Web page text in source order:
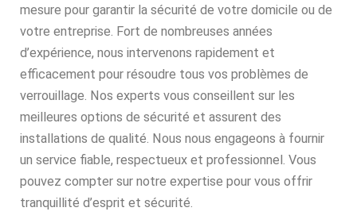
mesure pour garantir la sécurité de votre domicile ou de
votre entreprise. Fort de nombreuses années
d’expérience, nous intervenons rapidement et
efficacement pour résoudre tous vos problèmes de
verrouillage. Nos experts vous conseillent sur les
meilleures options de sécurité et assurent des
installations de qualité. Nous nous engageons à fournir
un service fiable, respectueux et professionnel. Vous
pouvez compter sur notre expertise pour vous offrir
tranquillité d’esprit et sécurité.